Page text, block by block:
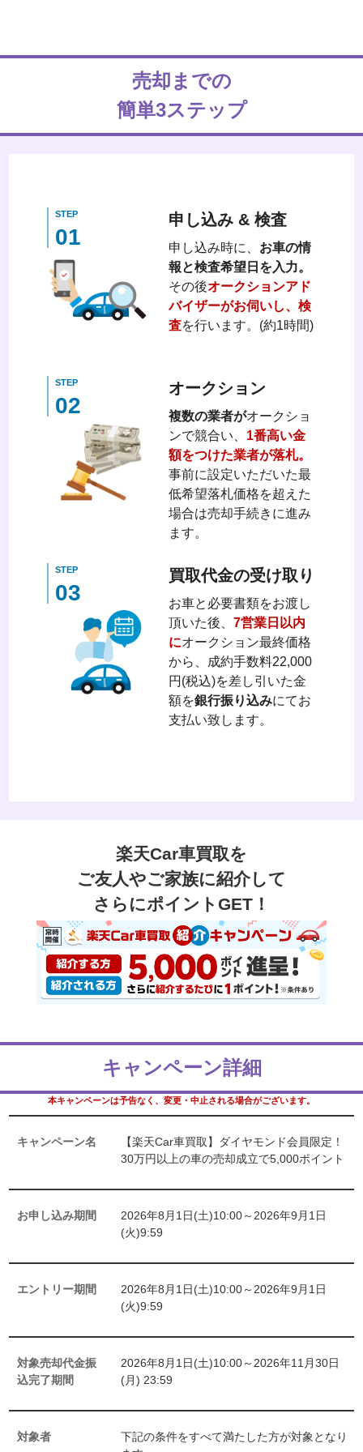
売却までの
簡単3ステップ
STEP
01
申し込み & 検査
申し込み時に、 お車の情
報と検査希望日を入力。
その後オークションアド
バイザーがお伺いし、検
査を行います。(約1時間)
STEP
02
オークション
複数の業者がオークショ
ンで競合い、 1番高い金
額をつけた業者が落札。
事前に設定いただいた最
低希望落札価格を超えた
場合は売却手続きに進み
ます。
STEP
03
買取代金の受け取り
お車と必要書類をお渡し
頂いた後、 7営業日以内
にオークション最終価格
から、成約手数料22,000
円(税込)を差し引いた金
額を銀行振り込みにてお
支払い致します。
楽天Car車買取を
ご友人やご家族に紹介して
さらにポイントGET！
キャンペーン詳細
本キャンペーンは予告なく、変更・中止される場合がございます。
キャンペーン名
【楽天Car車買取】ダイヤモンド会員限定！
30万円以上の車の売却成立で5,000ポイント
お申し込み期間
2026年8月1日(土)10:00～2026年9月1日
(火)9:59
エントリー期間
2026年8月1日(土)10:00～2026年9月1日
(火)9:59
対象売却代金振
込完了期間
2026年8月1日(土)10:00～2026年11月30日
(月) 23:59
対象者
下記の条件をすべて満たした方が対象となり